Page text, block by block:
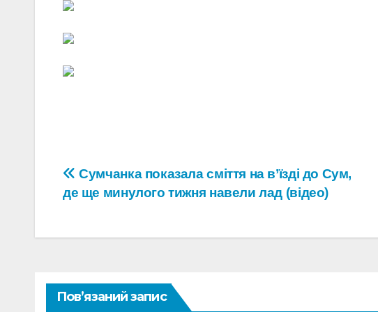
Навігація
записів
Сумчанка показала сміття на в’їзді до Сум,
де ще минулого тижня навели лад (відео)
Пов’язаний запис